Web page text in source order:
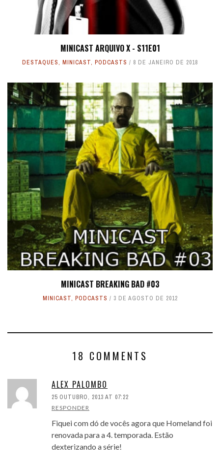
MINICAST ARQUIVO X - S11E01
DESTAQUES, MINICAST, PODCASTS 8 DE JANEIRO DE 2018
MINICAST BREAKING BAD #03
MINICAST, PODCASTS 3 DE AGOSTO DE 2012
18 COMMENTS
ALEX PALOMBO
25 OUTUBRO, 2013 AT 07:22
RESPONDER
Fiquei com dó de vocês agora que Homeland foi
renovada para a 4. temporada. Estão
dexterizando a série!